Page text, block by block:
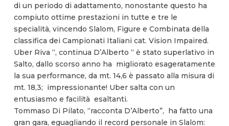
di un periodo di adattamento, nonostante questo ha
compiuto ottime prestazioni in tutte e tre le
specialità, vincendo Slalom, Figure e Combinata della
classifica dei Campionati Italiani cat. Vision Impaired.
Uber Riva “, continua D’Alberto “ è stato superlativo in
Salto, dallo scorso anno ha migliorato esageratamente
la sua performance, da mt. 14,6 è passato alla misura di
mt. 18,3; impressionante! Uber salta con un
entusiasmo e facilità esaltanti.
Tommaso Di Pilato, “racconta D’Alberto”, ha fatto una
gran gara, eguagliando il record personale in Slalom: